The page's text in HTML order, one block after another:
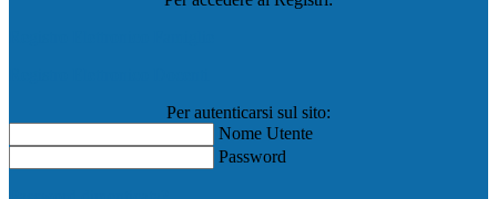
Per autenticarsi sul sito:
Nome Utente
Password